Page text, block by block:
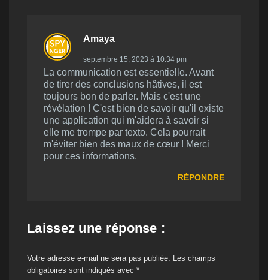
Amaya
septembre 15, 2023 à 10:34 pm
La communication est essentielle. Avant
de tirer des conclusions hâtives, il est
toujours bon de parler. Mais c'est une
révélation ! C'est bien de savoir qu'il existe
une application qui m'aidera à savoir si
elle me trompe par texto. Cela pourrait
m'éviter bien des maux de cœur ! Merci
pour ces informations.
RÉPONDRE
Laissez une réponse :
Votre adresse e-mail ne sera pas publiée.
Les champs
obligatoires sont indiqués avec *